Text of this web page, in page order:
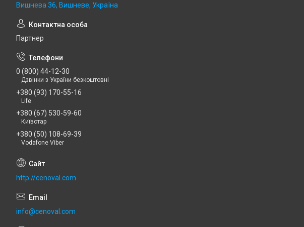
Вишнева 36, Вишневе, Україна
Партнер
0 (800) 44-12-30
Дзвінки з України безкоштовні
+380 (93) 170-55-16
Life
+380 (67) 530-59-60
Київстар
+380 (50) 108-69-39
Vodafone Viber
http://cenoval.com
info@cenoval.com